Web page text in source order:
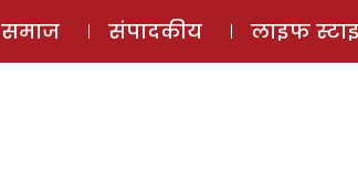
समाज संपादकीय लाइफ